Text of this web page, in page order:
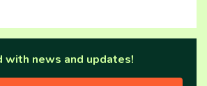
with news and updates!